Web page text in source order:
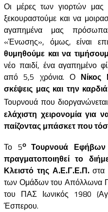
Οι μέρες των γιορτών μας
ξεκουραστούμε και να
αγαπημένα μας
«Ένωσης», όμως, είναι
θυμηθούμε και να
νέο παιδί, ένα αγαπημένο
από 5,5 χρόνια. Ο Νίκος
σκέψεις μας και την
Τουρνουά που
ελάχιστη χειρονομία για
παίζοντας μπάσκετ που
Το 5οΤουρνουά Εφήβων
πραγματοποιηθεί το
Κλειστό της Α.Ε.Γ.Ε.Π.στα
των Ομάδων του Απόλλωνα
του ΠΑΣ Ιωνικός 1980
Έσπερου.